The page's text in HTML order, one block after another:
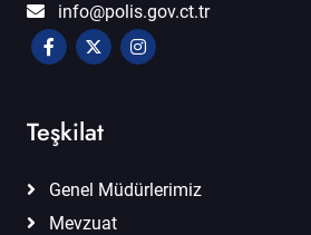
info@polis.gov.ct.tr
Teşkilat
Genel Müdürlerimiz
Mevzuat